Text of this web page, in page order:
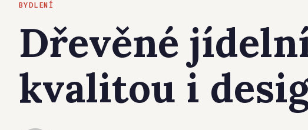
BYDLENÍ
Dřevěné
kvalitou i